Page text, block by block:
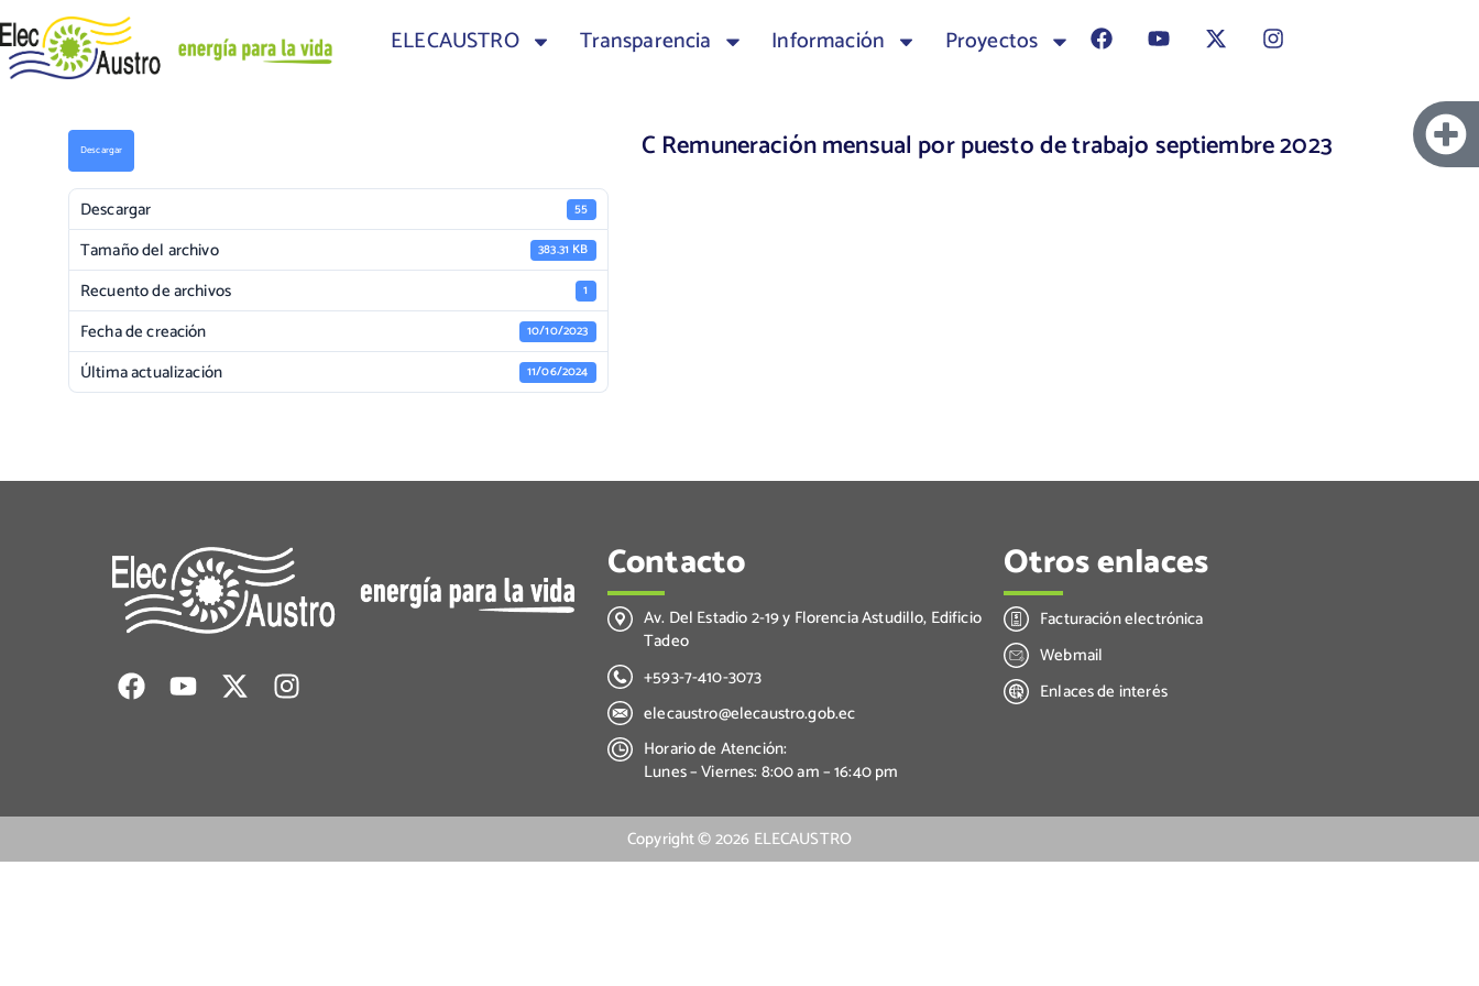
ELECAUSTRO Transparencia Información Proyectos
Descargar
Descargar 55
Tamaño del archivo 383.31 KB
Recuento de archivos 1
Fecha de creación 10/10/2023
Última actualización 11/06/2024
C Remuneración mensual por puesto de trabajo septiembre 2023
Contacto
Av. Del Estadio 2-19 y Florencia Astudillo, Edificio
Tadeo
+593-7-410-3073
elecaustro@elecaustro.gob.ec
Horario de Atención:
Lunes – Viernes: 8:00 am – 16:40 pm
Otros enlaces
Facturación electrónica
Webmail
Enlaces de interés
Copyright ©2026 ELECAUSTRO